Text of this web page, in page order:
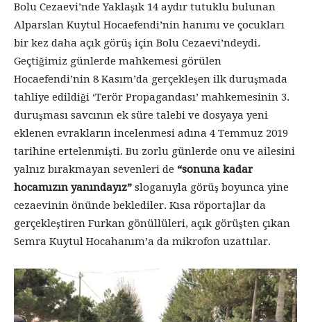
Bolu Cezaevi’nde Yaklaşık 14 aydır tutuklu bulunan
Alparslan Kuytul Hocaefendi’nin hanımı ve çocukları
bir kez daha açık görüş için Bolu Cezaevi’ndeydi.
Geçtiğimiz günlerde mahkemesi görülen
Hocaefendi’nin 8 Kasım’da gerçekleşen ilk duruşmada
tahliye edildiği ‘Terör Propagandası’ mahkemesinin 3.
duruşması savcının ek süre talebi ve dosyaya yeni
eklenen evrakların incelenmesi adına 4 Temmuz 2019
tarihine ertelenmişti. Bu zorlu günlerde onu ve ailesini
yalnız bırakmayan sevenleri de “sonuna kadar
hocamızın yanındayız” sloganıyla görüş boyunca yine
cezaevinin önünde beklediler. Kısa röportajlar da
gerçekleştiren Furkan gönüllüleri, açık görüşten çıkan
Semra Kuytul Hocahanım’a da mikrofon uzattılar.